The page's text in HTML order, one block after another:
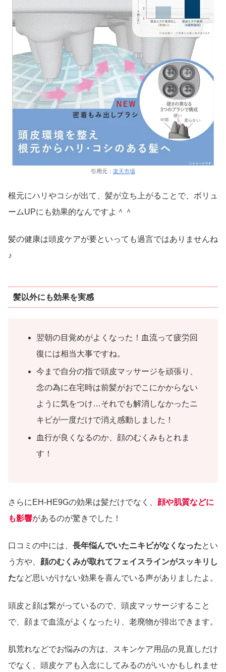
引用元： 楽天市場
根元にハリやコシが出て、髪が立ち上がることで、ボリュ
ームUPにも効果的なんですよ＾＾
髪の健康は頭皮ケアが要といっても過言ではありませんね
♪
髪以外にも効果を実感
翌朝の目覚めがよくなった！血流って疲労回
復には相当大事ですね。
今まで自分の指で頭皮マッサージを頑張り、
念の為に在宅時は前髪がおでこにかからない
ように気をつけ…それでも解消しなかったニ
キビが一度だけで消え感動しました！
血行が良くなるのか、顔のむくみもとれま
す！
さらにEH-HE9Gの効果は髪だけでなく、 顔や肌質などに
も影響があるのが驚きでした！
口コミの中には、 長年悩んでいたニキビがなくなったとい
う方や、 顔のむくみが取れてフェイスラインがスッキリし
たなど思いがけない効果を喜んでいる声がありましたよ。
頭皮と顔は繋がっているので、頭皮マッサージすること
で、顔まで血流がよくなったり、老廃物が排出できます。
肌荒れなどでお悩みの方は、スキンケア用品の見直しだけ
でなく、頭皮ケアも入念にしてみるのがいいかもしれませ